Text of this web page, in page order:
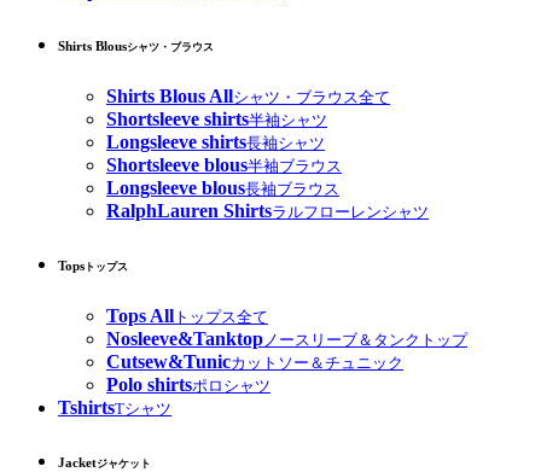
Shirts Blousシャツ・ブラウス
Shirts Blous Allシャツ・ブラウス全て
Shortsleeve shirts半袖シャツ
Longsleeve shirts長袖シャツ
Shortsleeve blous半袖ブラウス
Longsleeve blous長袖ブラウス
RalphLauren Shirtsラルフローレンシャツ
Tops トップス
Tops All トップス全て
Nosleeve&Tanktopノースリーブ＆タンクトップ
Cutsew&Tunicカットソー＆チュニック
Polo shirtsポロシャツ
TshirtsTシャツ
Jacketジャケット